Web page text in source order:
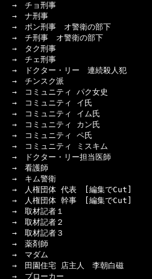
チョ刑事
→　ナ刑事
ポン刑事　オ警衛の部下
刑事　オ警衛の部下
ク刑事
→　チェ刑事
ドクター・リー　連続殺人犯
チンスク派
コミュニティ パク女史
コミュニティ イ氏
→　コミュニティ イム氏
コミュニティ カン氏
コミュニティ ペ氏
ミュニティ ミスキム
ドクター・リー担当医師
看護師
キム警衛
→　人権団体 代表　[編集でCut]
人権団体 幹事　[編集でCut]
材記者１
取材記者２
取材記者３
薬剤師
マダム
→　田園住宅 店主人　李朝白磁
→　ブローカー